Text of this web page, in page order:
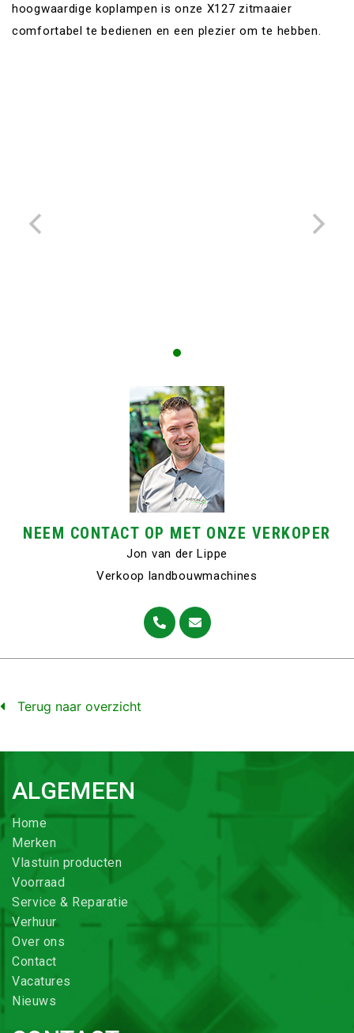
hoogwaardige koplampen is onze X127 zitmaaier
comfortabel te bedienen en een plezier om te hebben.
NEEM CONTACT OP MET ONZE VERKOPER
Jon van der Lippe
Verkoop landbouwmachines
Terug naar overzicht
ALGEMEEN
Home
Merken
Vlastuin producten
Voorraad
Service & Reparatie
Verhuur
Over ons
Contact
Vacatures
Nieuws